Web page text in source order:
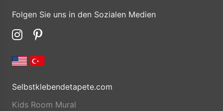
Folgen Sie uns in den Sozialen Medien
Selbstklebendetapete.com
Kids Room Mural